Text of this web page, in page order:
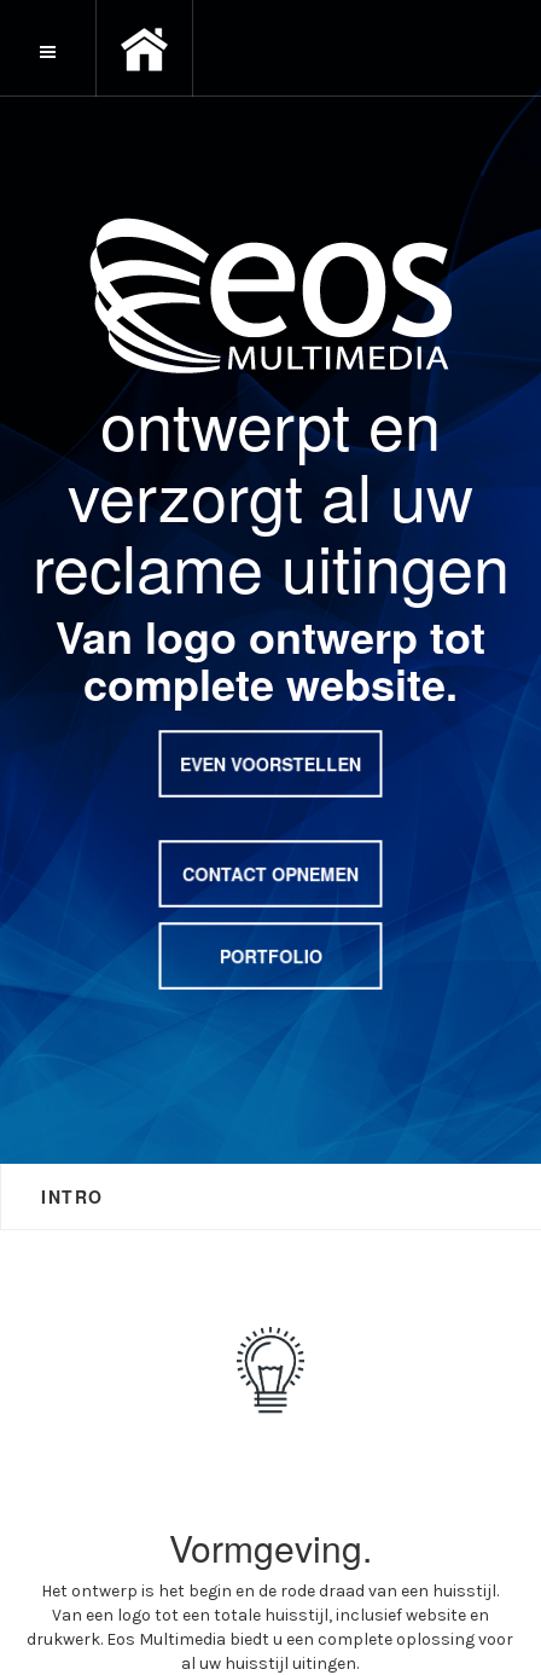
ontwerpt en
verzorgt al uw
reclame uitingen
Van logo ontwerp tot
complete website.
EVEN VOORSTELLEN
CONTACT OPNEMEN
PORTFOLIO
INTRO
Vormgeving.
Het ontwerp is het begin en de rode draad van een huisstijl.
Van een logo tot een totale huisstijl, inclusief website en
drukwerk. Eos Multimedia biedt u een complete oplossing voor
al uw huisstijl uitingen.